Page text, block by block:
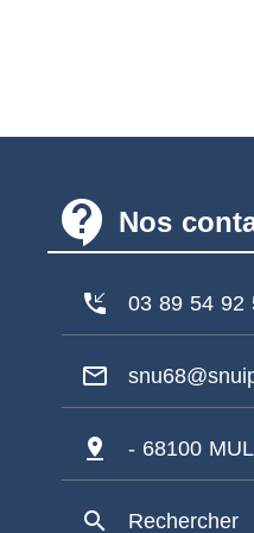
contact_support Nos
phone_callback 03 89 54 92
mail_outline
pin_drop - 68100
search Rechercher